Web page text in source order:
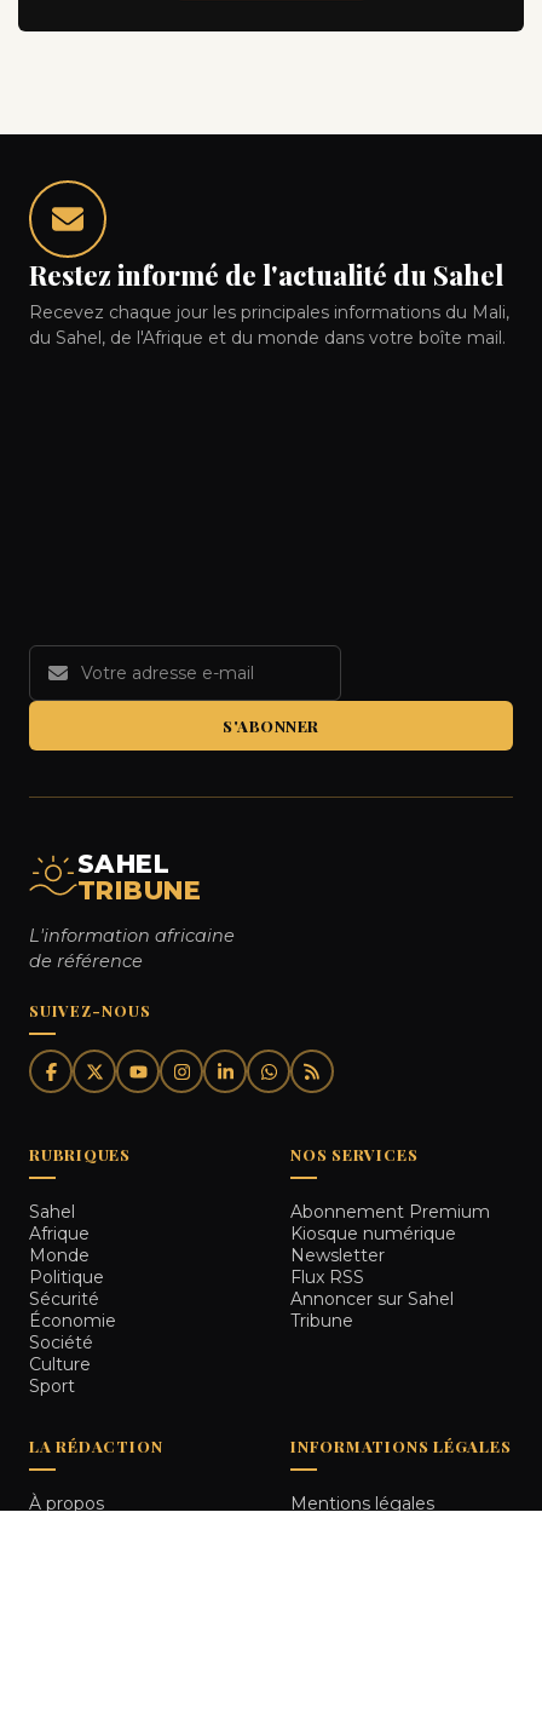
Restez informé de l'actualité du Sahel
Recevez chaque jour les principales informations du Mali,
du Sahel, de l'Afrique et du monde dans votre boîte mail.
S'ABONNER
SAHEL
TRIBUNE
L'information africaine
de référence
SUIVEZ-NOUS
RUBRIQUES
Sahel
Afrique
Monde
Politique
Sécurité
Économie
Société
Culture
Sport
NOS SERVICES
Abonnement Premium
Kiosque numérique
Newsletter
Flux RSS
Annoncer sur Sahel
Tribune
LA RÉDACTION
À propos
INFORMATIONS LÉGALES
Mentions légales